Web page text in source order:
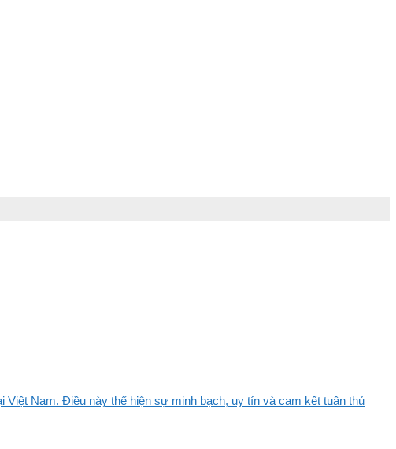
Nam. Điều này thể hiện sự minh bạch, uy tín và cam kết tuân thủ